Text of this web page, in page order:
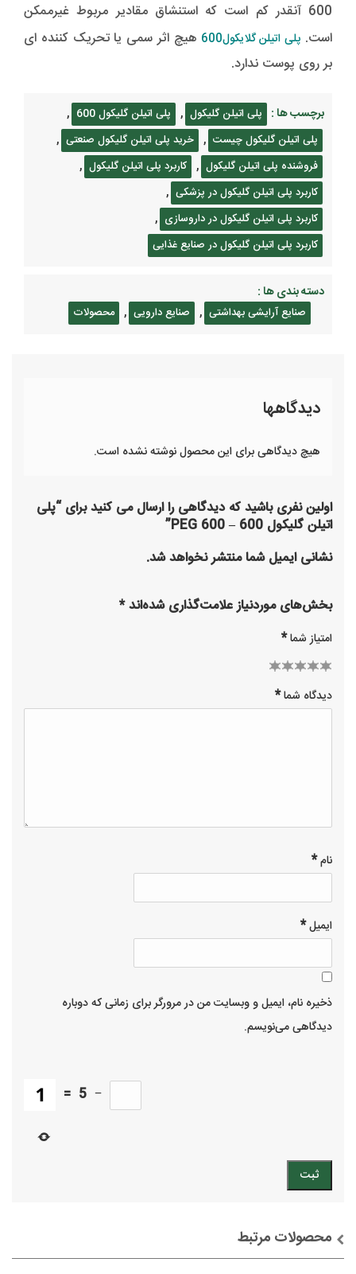
600 آنقدر کم است که استنشاق مقادیر مربوط غیرممکن
است. پلی اتیلن گلایکول600 هیچ اثر سمی یا تحریک کننده ای
بر روی پوست ندارد.
برچسب ها : پلی اتیلن گلیکول , پلی اتیلن گلیکول 600 ,
پلی اتیلن گلیکول چیست , خرید پلی اتیلن گلیکول صنعتی ,
فروشنده پلی اتیلن گلیکول , کاربرد پلی اتیلن گلیکول ,
کاربرد پلی اتیلن گلیکول در پزشکی ,
کاربرد پلی اتیلن گلیکول در داروسازی ,
کاربرد پلی اتیلن گلیکول در صنایع غذایی
دسته بندی ها :
صنایع آرایشی بهداشتی , صنایع دارویی , محصولات
دیدگاهها
هیچ دیدگاهی برای این محصول نوشته نشده است.
اولین نفری باشید که دیدگاهی را ارسال می کنید برای “پلی
اتیلن گلیکول 600 – PEG 600”
نشانی ایمیل شما منتشر نخواهد شد.
بخش‌های موردنیاز علامت‌گذاری شده‌اند*
امتیاز شما*
1
of
2 of
5
3 of 5
stars
stars
5 of 5
stars
دیدگاه شما*
نام*
ایمیل*
ذخیره نام، ایمیل و وبسایت من در مرورگر برای زمانی که دوباره
دیدگاهی می‌نویسم.
−
5
=
محصولات مرتبط
توضیحات + خرید